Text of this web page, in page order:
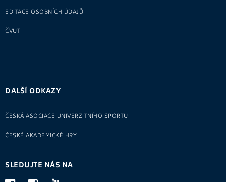
EDITACE OSOBNÍCH ÚDAJŮ
ČVUT
DALŠÍ ODKAZY
ČESKÁ ASOCIACE UNIVERZITNÍHO SPORTU
ČESKÉ AKADEMICKÉ HRY
SLEDUJTE NÁS NA